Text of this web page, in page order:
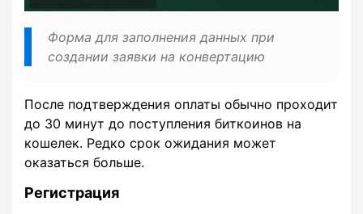
Форма для заполнения данных при
создании заявки на конвертацию
После подтверждения оплаты обычно проходит
до 30 минут до поступления биткоинов на
кошелек. Редко срок ожидания может
оказаться больше.
Регистрация